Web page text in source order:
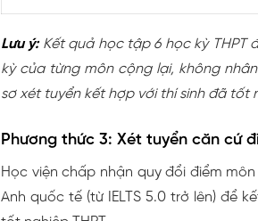
Lưu ý: Kết quả học tập 6 học kỳ
kỳ của từng môn cộng lại, không
sơ xét tuyển kết hợp với thí sinh đã tốt
Phương thức 3: Xét tuyển căn cứ
Học viện chấp nhận quy đổi điểm
Anh quốc tế (từ IELTS 5.0 trở lên) để